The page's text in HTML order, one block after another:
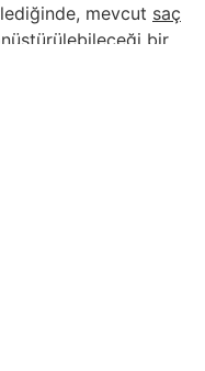
mevcut saç
bir